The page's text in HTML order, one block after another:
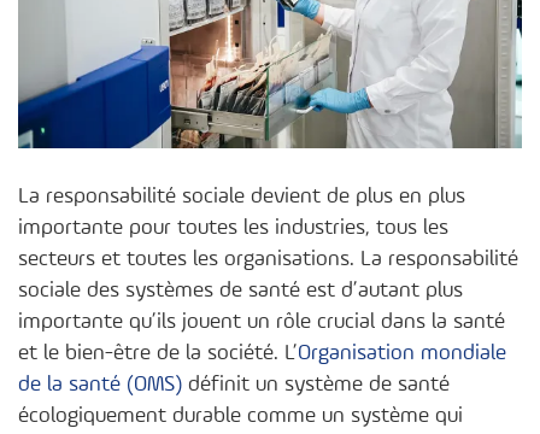
La responsabilité sociale devient de plus en plus
importante pour toutes les industries, tous les
secteurs et toutes les organisations. La responsabilité
sociale des systèmes de santé est d’autant plus
importante qu’ils jouent un rôle crucial dans la santé
et le bien-être de la société. L’Organisation mondiale
de la santé (OMS) définit un système de santé
écologiquement durable comme un système qui